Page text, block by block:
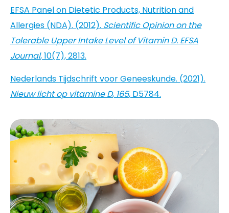
EFSA Panel on Dietetic Products, Nutrition and
Allergies (NDA). (2012). Scientific Opinion on the
Tolerable Upper Intake Level of Vitamin D. EFSA
Journal, 10(7), 2813.
Nederlands Tijdschrift voor Geneeskunde. (2021).
Nieuw licht op vitamine D, 165, D5784.